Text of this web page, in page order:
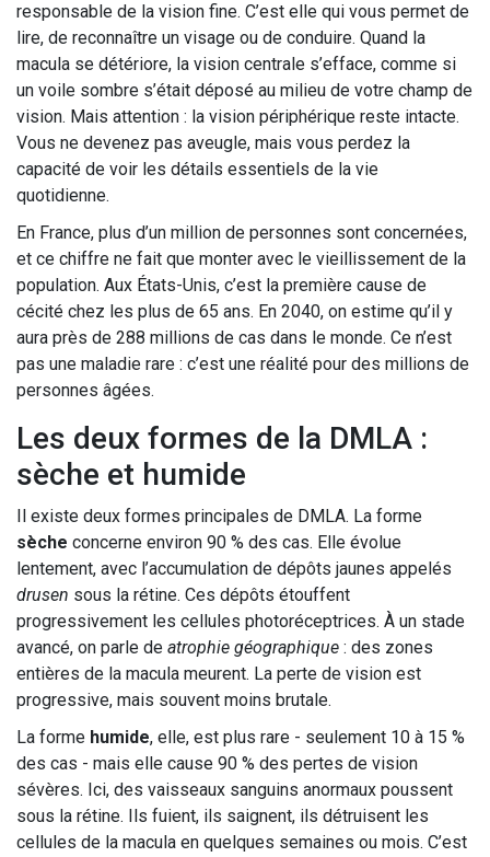
responsable de la vision fine. C’est elle qui vous permet de
lire, de reconnaître un visage ou de conduire. Quand la
macula se détériore, la vision centrale s’efface, comme si
un voile sombre s’était déposé au milieu de votre champ de
vision. Mais attention : la vision périphérique reste intacte.
Vous ne devenez pas aveugle, mais vous perdez la
capacité de voir les détails essentiels de la vie
quotidienne.
En France, plus d’un million de personnes sont concernées,
et ce chiffre ne fait que monter avec le vieillissement de la
population. Aux États-Unis, c’est la première cause de
cécité chez les plus de 65 ans. En 2040, on estime qu’il y
aura près de 288 millions de cas dans le monde. Ce n’est
pas une maladie rare : c’est une réalité pour des millions de
personnes âgées.
Les deux formes de la DMLA :
sèche et humide
Il existe deux formes principales de DMLA. La forme
sèche concerne environ 90 % des cas. Elle évolue
lentement, avec l’accumulation de dépôts jaunes appelés
drusen sous la rétine. Ces dépôts étouffent
progressivement les cellules photoréceptrices. À un stade
avancé, on parle de atrophie géographique : des zones
entières de la macula meurent. La perte de vision est
progressive, mais souvent moins brutale.
La forme humide, elle, est plus rare - seulement 10 à 15 %
des cas - mais elle cause 90 % des pertes de vision
sévères. Ici, des vaisseaux sanguins anormaux poussent
sous la rétine. Ils fuient, ils saignent, ils détruisent les
cellules de la macula en quelques semaines ou mois. C’est